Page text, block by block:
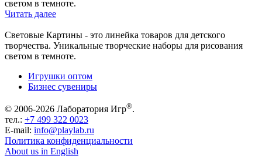
светом в темноте.
Читать далее
Световые Картины - это линейка товаров для детского
творчества. Уникальные творческие наборы для рисования
светом в темноте.
Игрушки оптом
Бизнес сувениры
© 2006-2026 Лаборатория Игр®.
тел.: +7 499 322 0023
E-mail: info@playlab.ru
Политика конфиденциальности
About us in English